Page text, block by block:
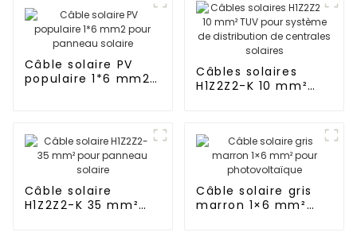
solaire 1*10mm2
Câble
Câble solaire PV
populaire 1*6 mm2
Câbles solaires
H1Z2Z2-K 10 mm²
Câble solaire
H1Z2Z2-K 35 mm²
Câble solaire gris
marron 1×6 mm²